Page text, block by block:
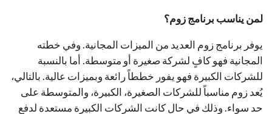
لمن يناسب برنامج زوم؟
يوفر برنامج زوم العديد من الميزات المجانية. وفي خطته
المجانية فهو كافٍ لشركة صغيرة أو متوسطة. أما بالنسبة
للشركات الكبيرة فهو يفور خططاً رائعة وبميزات عالية. بالتالي،
يُعد زوم مناسباً للشركات الصغيرة، الكبيرة، والمتوسطة على
حد سواء. وذلك في حال كانت الشركات الكبيرة مستعدة لدفع